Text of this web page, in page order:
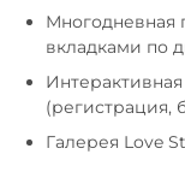
Многодневная
вкладками по
(регистрация,
Галерея Love